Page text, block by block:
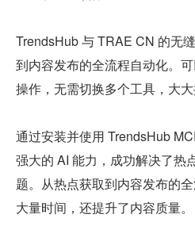
TrendsHub 与 TRAE CN 的无
到内容发布的全流程自动化。
操作，无需切换多个工具，大大
通过安装并使用 TrendsHub
强大的 AI 能力，成功解决了热
题。从热点获取到内容发布的
大量时间，还提升了内容质量。